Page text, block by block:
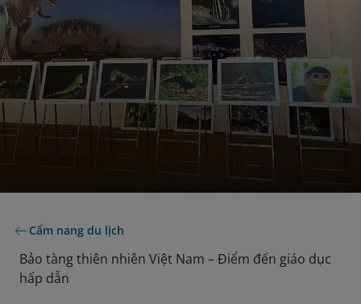
Cẩm nang du lịch
Bảo tàng thiên nhiên Việt Nam – Điểm đến giáo dục
hấp dẫn